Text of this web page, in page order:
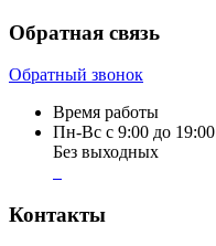
Обратная связь
Обратный звонок
Время работы
Пн-Вс с 9:00 до 19:00
Без выходных
Контакты